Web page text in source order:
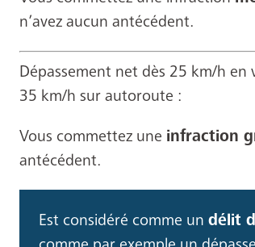
n’avez aucun antécédent.
Dépassement net dès 25 km/h
35 km/h sur autoroute :
Vous commettez une infraction
antécédent.
Est considéré comme un délit